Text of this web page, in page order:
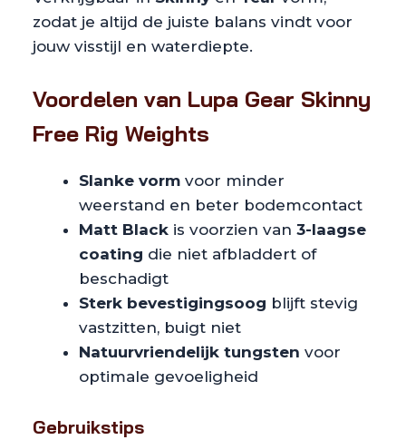
zodat je altijd de juiste balans vindt voor
jouw visstijl en waterdiepte.
Voordelen van Lupa Gear Skinny
Free Rig Weights
Slanke vorm voor minder
weerstand en beter bodemcontact
Matt Black is voorzien van 3-laagse
coating die niet afbladdert of
beschadigt
Sterk bevestigingsoog blijft stevig
vastzitten, buigt niet
Natuurvriendelijk tungsten voor
optimale gevoeligheid
Gebruikstips